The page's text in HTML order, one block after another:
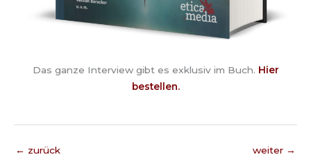
Das ganze Interview gibt es exklusiv im Buch. Hier
bestellen.
← zurück weiter →